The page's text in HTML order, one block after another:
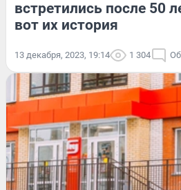
встретились после 50
вот их история
13 декабря, 2023, 19:14 1 304